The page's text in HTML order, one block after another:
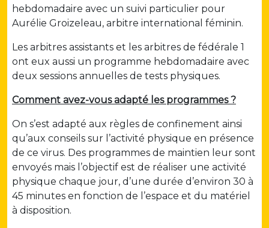
hebdomadaire avec un suivi particulier pour
Aurélie Groizeleau, arbitre international féminin.
Les arbitres assistants et les arbitres de fédérale 1
ont eux aussi un programme hebdomadaire avec
deux sessions annuelles de tests physiques.
Comment avez-vous adapté les programmes ?
On s’est adapté aux règles de confinement ainsi
qu’aux conseils sur l’activité physique en présence
de ce virus. Des programmes de maintien leur sont
envoyés mais l’objectif est de réaliser une activité
physique chaque jour, d’une durée d’environ 30 à
45 minutes en fonction de l’espace et du matériel
à disposition.